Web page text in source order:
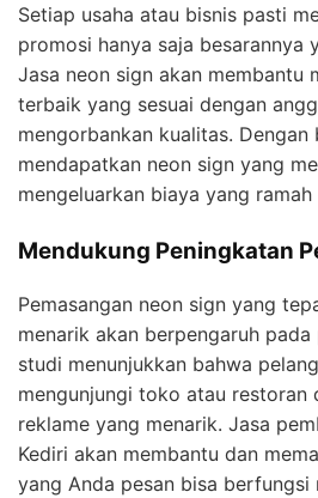
Setiap usaha atau bisnis pasti
promosi hanya saja besarannya
Jasa neon sign akan membantu
terbaik yang sesuai dengan
mengorbankan kualitas. Dengan
mendapatkan neon sign yang
mengeluarkan biaya yang
Mendukung Peningkatan
Pemasangan neon sign yang
menarik akan berpengaruh pada
studi menunjukkan bahwa
mengunjungi toko atau restoran
reklame yang menarik. Jasa
Kediri akan membantu dan
yang Anda pesan bisa berfungsi